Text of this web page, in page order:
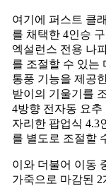
여기에 퍼스트 클
를 채택한 4인승
엑설런스 전용 나
를 조절할 수 있는
통풍 기능을 제공
받이의 기울기를
4방향 전자동 요추
자리한 팝업식 4.3
를 별도로 조절할
이와 더불어 이동
가죽으로 마감된